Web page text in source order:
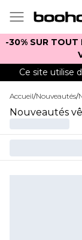
-30% SUR TOUT
Ce site utilise
Accueil/Nouveautés/
Nouveautés